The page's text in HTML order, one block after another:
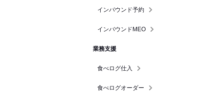
インバウンド予約
インバウンドMEO
業務支援
食べログ仕入
食べログオーダー